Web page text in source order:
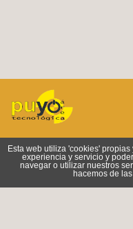
Esta web utiliza 'cookies'
experiencia y servicio y
navegar o utilizar nuestros
hacemos de